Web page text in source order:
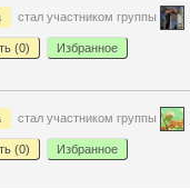
стал участником группы
(0) Избранное
стал участником группы
(0) Избранное